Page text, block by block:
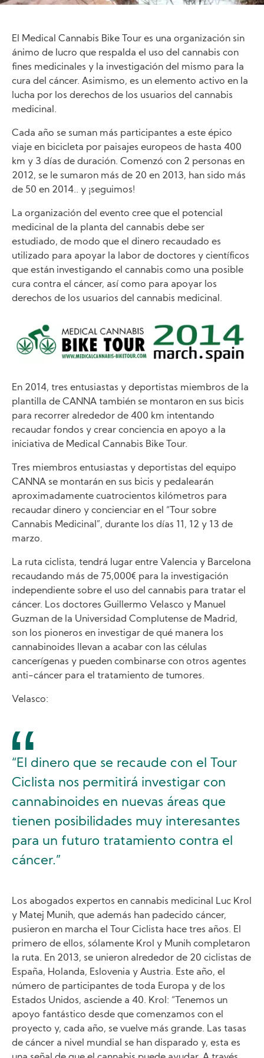
El Medical Cannabis Bike Tour es una organización sin
ánimo de lucro que respalda el uso del cannabis con
fines medicinales y la investigación del mismo para la
cura del cáncer. Asimismo, es un elemento activo en la
lucha por los derechos de los usuarios del cannabis
medicinal.
Cada año se suman más participantes a este épico
viaje en bicicleta por paisajes europeos de hasta 400
km y 3 días de duración. Comenzó con 2 personas en
2012, se le sumaron más de 20 en 2013, han sido más
de 50 en 2014.. y ¡seguimos!
La organización del evento cree que el potencial
medicinal de la planta del cannabis debe ser
estudiado, de modo que el dinero recaudado es
utilizado para apoyar la labor de doctores y científicos
que están investigando el cannabis como una posible
cura contra el cáncer, así como para apoyar los
derechos de los usuarios del cannabis medicinal.
En 2014, tres entusiastas y deportistas miembros de la
plantilla de CANNA también se montaron en sus bicis
para recorrer alrededor de 400 km intentando
recaudar fondos y crear conciencia en apoyo a la
iniciativa de Medical Cannabis Bike Tour.
Tres miembros entusiastas y deportistas del equipo
CANNA se montarán en sus bicis y pedalearán
aproximadamente cuatrocientos kilómetros para
recaudar dinero y concienciar en el “Tour sobre
Cannabis Medicinal”, durante los días 11, 12 y 13 de
marzo.
La ruta ciclista, tendrá lugar entre Valencia y Barcelona
recaudando más de 75,000€ para la investigación
independiente sobre el uso del cannabis para tratar el
cáncer. Los doctores Guillermo Velasco y Manuel
Guzman de la Universidad Complutense de Madrid,
son los pioneros en investigar de qué manera los
cannabinoides llevan a acabar con las células
cancerígenas y pueden combinarse con otros agentes
anti-cáncer para el tratamiento de tumores.
Velasco:
“El dinero que se recaude con el Tour
Ciclista nos permitirá investigar con
cannabinoides en nuevas áreas que
tienen posibilidades muy interesantes
para un futuro tratamiento contra el
cáncer.”
Los abogados expertos en cannabis medicinal Luc Krol
y Matej Munih, que además han padecido cáncer,
pusieron en marcha el Tour Ciclista hace tres años. El
primero de ellos, sólamente Krol y Munih completaron
la ruta. En 2013, se unieron alrededor de 20 ciclistas de
España, Holanda, Eslovenia y Austria. Este año, el
número de participantes de toda Europa y de los
Estados Unidos, asciende a 40. Krol: “Tenemos un
apoyo fantástico desde que comenzamos con el
proyecto y, cada año, se vuelve más grande. Las tasas
de cáncer a nivel mundial se han disparado y, esta es